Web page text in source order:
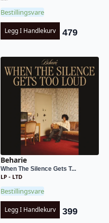
Bestillingsvare
Legg I Handlekurv 479
Beharie
When The Silence Gets T...
LP - LTD
Bestillingsvare
Legg I Handlekurv 399